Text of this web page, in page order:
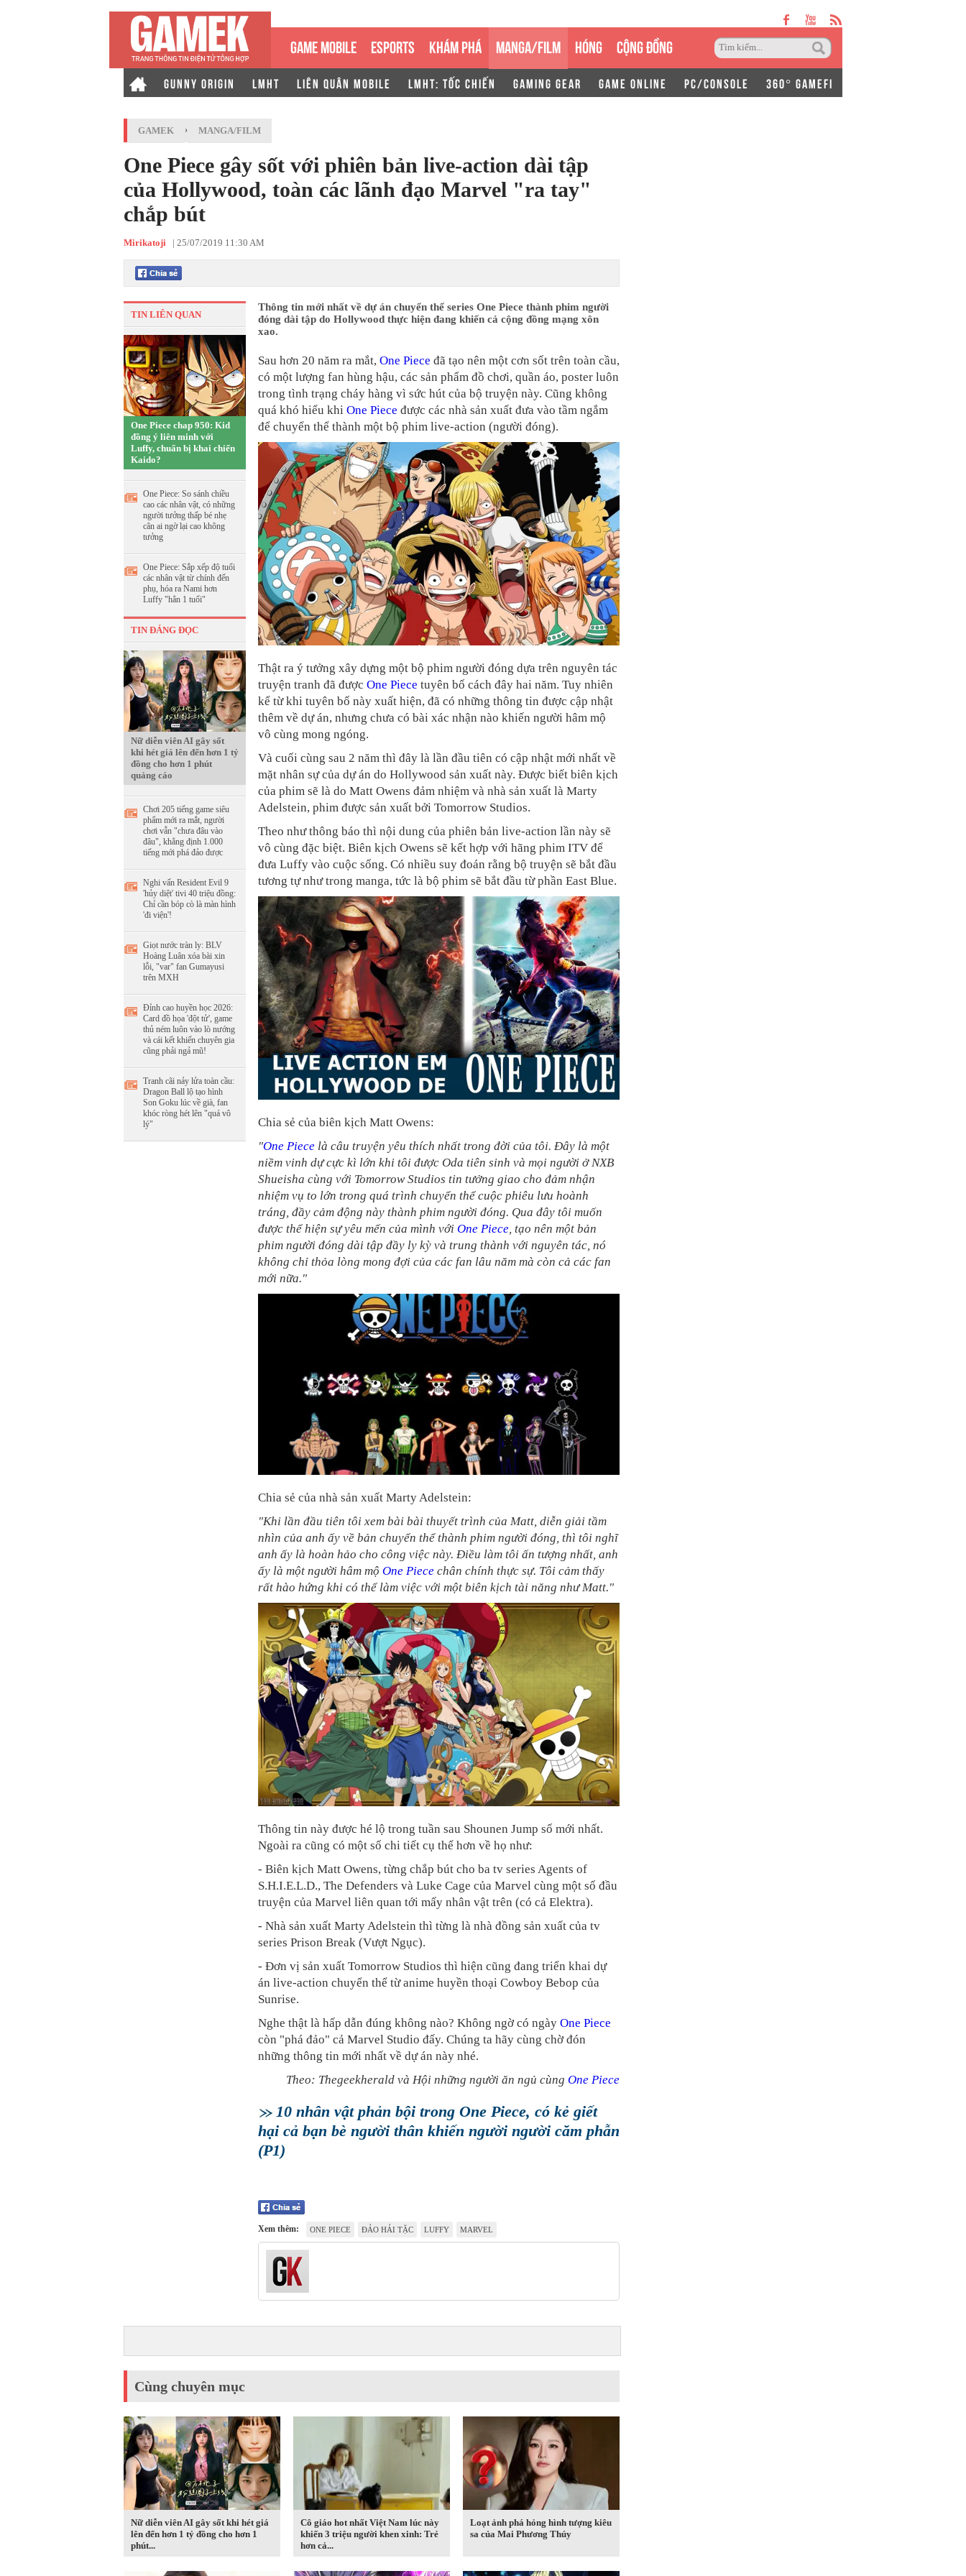
GAME MOBILE ESPORTS KHÁM PHÁ MANGA/FILM HÓNG CỘNG ĐỒNG
GUNNY ORIGIN LMHT LIÊN QUÂN MOBILE LMHT: TỐC CHIẾN GAMING GEAR GAME ONLINE PC/CONSOLE 360° GAMEFI
GAMEK › MANGA/FILM
One Piece gây sốt với phiên bản live-action dài tập
của Hollywood, toàn các lãnh đạo Marvel "ra tay"
chắp bút
Mirikatoji | 25/07/2019 11:30 AM
TIN LIÊN QUAN
One Piece chap 950: Kid
đồng ý liên minh với
Luffy, chuẩn bị khai chiến
Kaido?
One Piece: So sánh chiều
cao các nhân vật, có những
người tưởng thấp bé nhẹ
cân ai ngờ lại cao không
tưởng
One Piece: Sắp xếp độ tuổi
các nhân vật từ chính đến
phụ, hóa ra Nami hơn
Luffy "hẳn 1 tuổi"
TIN ĐÁNG ĐỌC
Nữ diễn viên AI gây sốt
khi hét giá lên đến hơn 1 tỷ
đồng cho hơn 1 phút
quảng cáo
Chơi 205 tiếng game siêu
phẩm mới ra mắt, người
chơi vẫn "chưa đâu vào
đâu", khẳng định 1.000
tiếng mới phá đảo được
Nghi vấn Resident Evil 9
'hủy diệt' tivi 40 triệu đồng:
Chỉ cần bóp cò là màn hình
'đi viện'!
Giọt nước tràn ly: BLV
Hoàng Luân xóa bài xin
lỗi, "var" fan Gumayusi
trên MXH
Đỉnh cao huyền học 2026:
Card đồ họa 'đột tử', game
thủ ném luôn vào lò nướng
và cái kết khiến chuyên gia
cũng phải ngả mũ!
Tranh cãi nảy lửa toàn cầu:
Dragon Ball lộ tạo hình
Son Goku lúc về già, fan
khóc ròng hét lên "quá vô
lý"
Thông tin mới nhất về dự án chuyển thể series One Piece thành phim người
đóng dài tập do Hollywood thực hiện đang khiến cả cộng đồng mạng xôn
xao.
Sau hơn 20 năm ra mắt, One Piece đã tạo nên một cơn sốt trên toàn cầu,
có một lượng fan hùng hậu, các sản phẩm đồ chơi, quần áo, poster luôn
trong tình trạng cháy hàng vì sức hút của bộ truyện này. Cũng không
quá khó hiểu khi One Piece được các nhà sản xuất đưa vào tầm ngắm
để chuyển thể thành một bộ phim live-action (người đóng).
Thật ra ý tưởng xây dựng một bộ phim người đóng dựa trên nguyên tác
truyện tranh đã được One Piece tuyên bố cách đây hai năm. Tuy nhiên
kể từ khi tuyên bố này xuất hiện, đã có những thông tin được cập nhật
thêm về dự án, nhưng chưa có bài xác nhận nào khiến người hâm mộ
vô cùng mong ngóng.
Và cuối cùng sau 2 năm thì đây là lần đầu tiên có cập nhật mới nhất về
mặt nhân sự của dự án do Hollywood sản xuất này. Được biết biên kịch
của phim sẽ là do Matt Owens đảm nhiệm và nhà sản xuất là Marty
Adelstein, phim được sản xuất bởi Tomorrow Studios.
Theo như thông báo thì nội dung của phiên bản live-action lần này sẽ
vô cùng đặc biệt. Biên kịch Owens sẽ kết hợp với hãng phim ITV để
đưa Luffy vào cuộc sống. Có nhiều suy đoán rằng bộ truyện sẽ bắt đầu
tương tự như trong manga, tức là bộ phim sẽ bắt đầu từ phần East Blue.
Chia sẻ của biên kịch Matt Owens:
"One Piece là câu truyện yêu thích nhất trong đời của tôi. Đây là một
niềm vinh dự cực kì lớn khi tôi được Oda tiên sinh và mọi người ở NXB
Shueisha cùng với Tomorrow Studios tin tưởng giao cho đảm nhận
nhiệm vụ to lớn trong quá trình chuyển thể cuộc phiêu lưu hoành
tráng, đầy cảm động này thành phim người đóng. Qua đây tôi muốn
được thể hiện sự yêu mến của mình với One Piece, tạo nên một bản
phim người đóng dài tập đầy ly kỳ và trung thành với nguyên tác, nó
không chỉ thỏa lòng mong đợi của các fan lâu năm mà còn cả các fan
mới nữa."
Chia sẻ của nhà sản xuất Marty Adelstein:
"Khi lần đầu tiên tôi xem bài bài thuyết trình của Matt, diễn giải tầm
nhìn của anh ấy về bản chuyển thể thành phim người đóng, thì tôi nghĩ
anh ấy là hoàn hảo cho công việc này. Điều làm tôi ấn tượng nhất, anh
ấy là một người hâm mộ One Piece chân chính thực sự. Tôi cảm thấy
rất hào hứng khi có thể làm việc với một biên kịch tài năng như Matt."
Thông tin này được hé lộ trong tuần sau Shounen Jump số mới nhất.
Ngoài ra cũng có một số chi tiết cụ thể hơn về họ như:
- Biên kịch Matt Owens, từng chắp bút cho ba tv series Agents of
S.H.I.E.L.D., The Defenders và Luke Cage của Marvel cùng một số đầu
truyện của Marvel liên quan tới mấy nhân vật trên (có cả Elektra).
- Nhà sản xuất Marty Adelstein thì từng là nhà đồng sản xuất của tv
series Prison Break (Vượt Ngục).
- Đơn vị sản xuất Tomorrow Studios thì hiện cũng đang triển khai dự
án live-action chuyển thể từ anime huyền thoại Cowboy Bebop của
Sunrise.
Nghe thật là hấp dẫn đúng không nào? Không ngờ có ngày One Piece
còn "phá đảo" cả Marvel Studio đấy. Chúng ta hãy cùng chờ đón
những thông tin mới nhất về dự án này nhé.
Theo: Thegeekherald và Hội những người ăn ngủ cùng One Piece
10 nhân vật phản bội trong One Piece, có kẻ giết
hại cả bạn bè người thân khiến người người căm phẫn
(P1)
Xem thêm: ONE PIECE ĐẢO HẢI TẶC LUFFY MARVEL
Cùng chuyên mục
Nữ diễn viên AI gây sốt khi hét giá
lên đến hơn 1 tỷ đồng cho hơn 1
phút...
Cô giáo hot nhất Việt Nam lúc này
khiến 3 triệu người khen xinh: Trẻ
hơn cả...
Loạt ảnh phá hỏng hình tượng kiêu
sa của Mai Phương Thúy